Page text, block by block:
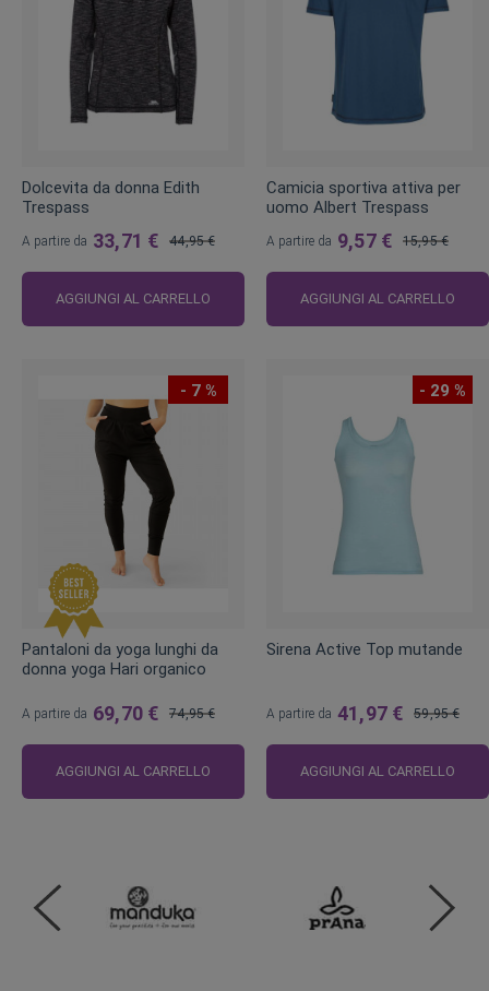
Dolcevita da donna Edith
Trespass
A partire da 33,71 €
regolare
44,95 €
AGGIUNGI AL CARRELLO
Camicia sportiva attiva per
uomo Albert Trespass
A partire da 9,57 €
regolare
15,95 €
AGGIUNGI AL CARRELLO
- 7 %
Pantaloni da yoga lunghi da
donna yoga Hari organico
A partire da 69,70 €
regolare
74,95 €
AGGIUNGI AL CARRELLO
- 29 %
Sirena Active Top mutande
A partire da 41,97 €
regolare
59,95 €
AGGIUNGI AL CARRELLO